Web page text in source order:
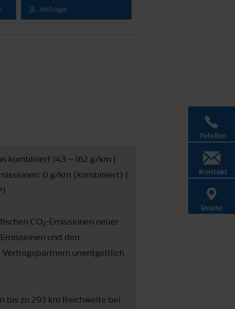
Anfrage
kombiniert 143 – 162 g/km |
0 g/km (kombiniert) |
CO2-Emissionen neuer
und den
unentgeltlich
bis zu 293 km Reichweite bei
Telefon
Kontakt
Route